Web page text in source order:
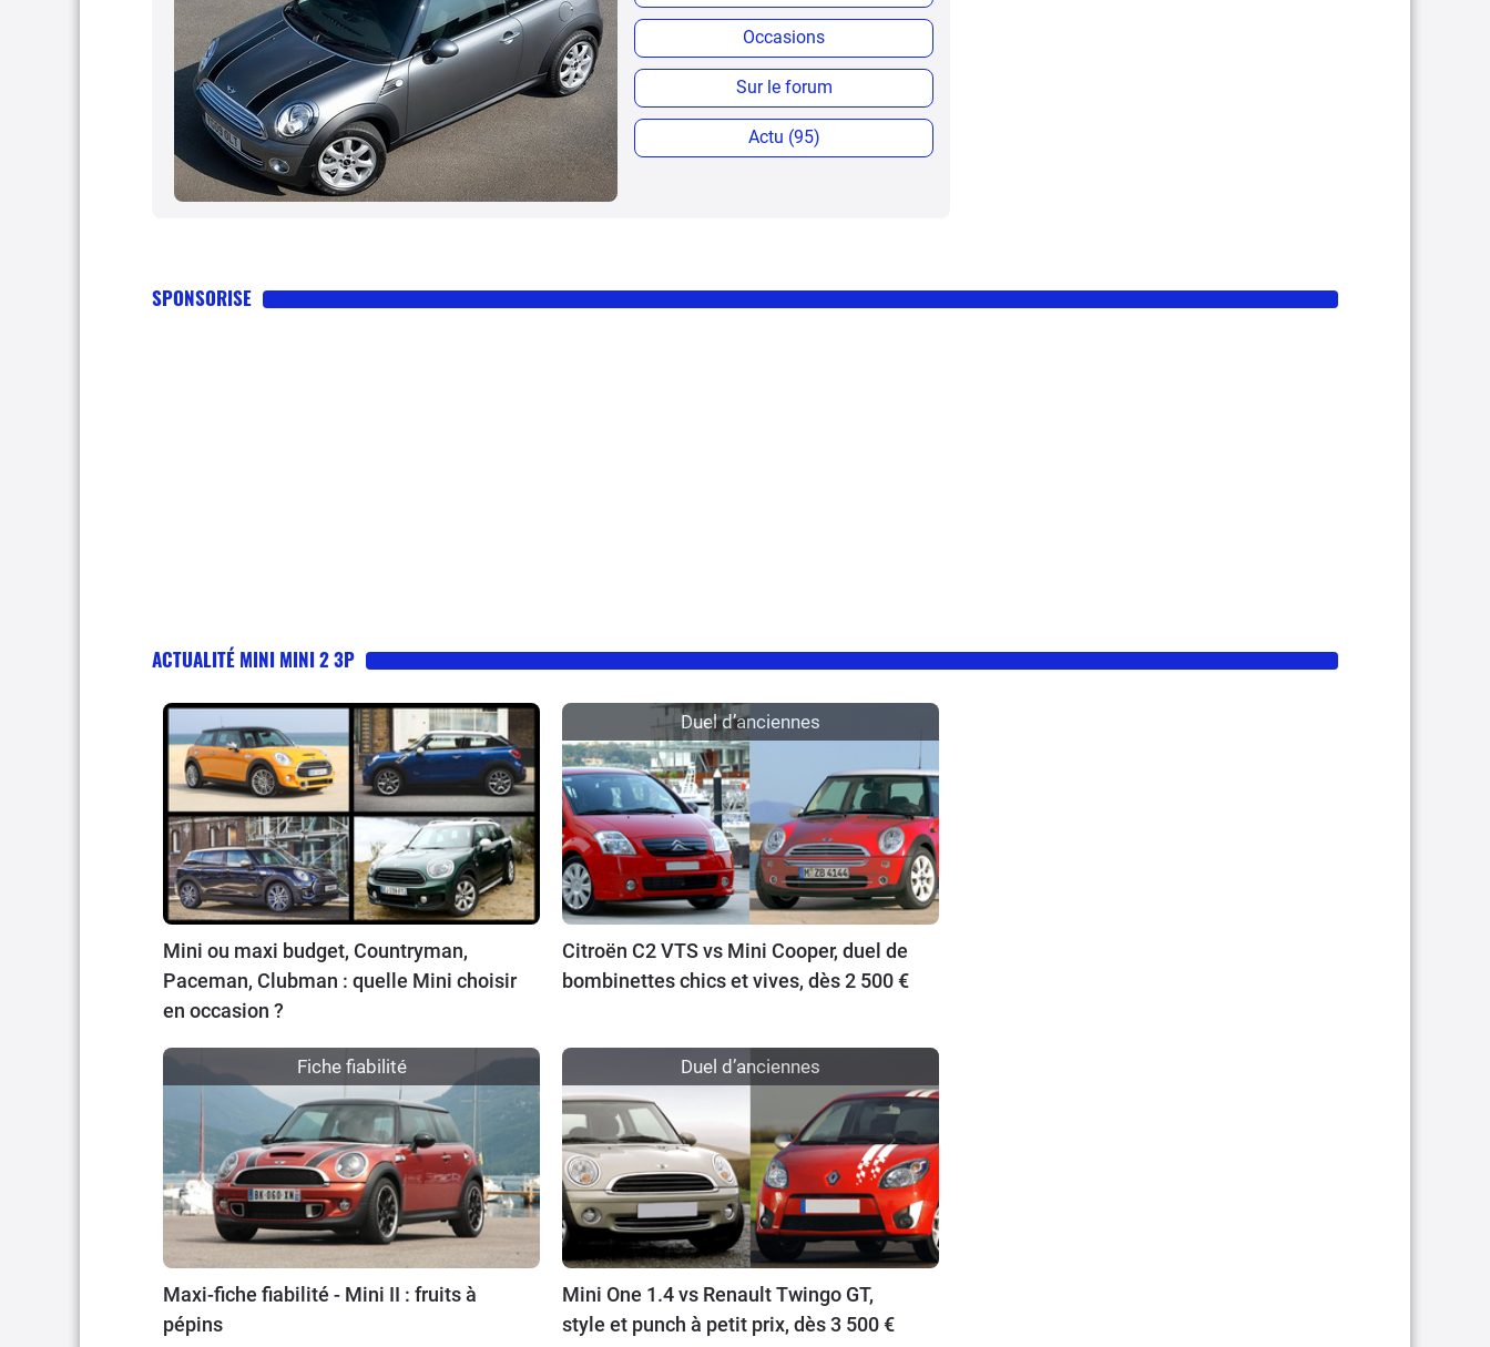
Occasions
Sur le forum
Actu (95)
SPONSORISE
ACTUALITÉ MINI MINI 2 3P
Mini ou maxi budget, Countryman,
Paceman, Clubman : quelle Mini choisir
en occasion ?
Duel d’anciennes
Citroën C2 VTS vs Mini Cooper, duel de
bombinettes chics et vives, dès 2 500 €
Fiche fiabilité
Maxi-fiche fiabilité - Mini II : fruits à
pépins
Duel d’anciennes
Mini One 1.4 vs Renault Twingo GT,
style et punch à petit prix, dès 3 500 €